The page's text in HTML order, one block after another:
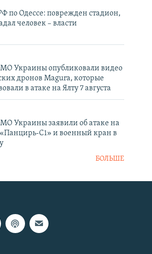
по Одессе: поврежден стадион,
человек – власти
Украины опубликовали видео
дронов Magura, которые
в атаке на Ялту 7 августа
Украины заявили об атаке на
С1» и военный кран в
БОЛЬШЕ